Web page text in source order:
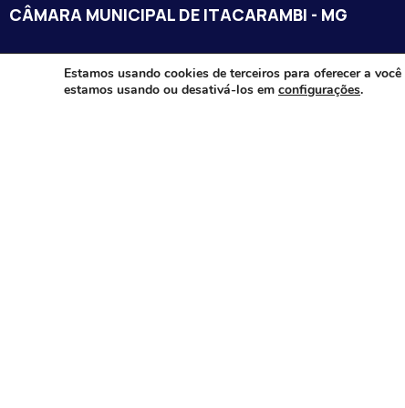
CÂMARA MUNICIPAL DE ITACARAMBI - MG
Endereço: Av. Juca Nascimento, n.º 240, Nossa Senhora de
Itacarambi/MG – CEP: 39470-000
Estamos usando cookies de terceiros para oferecer a
estamos usando ou desativá-los em configurações.